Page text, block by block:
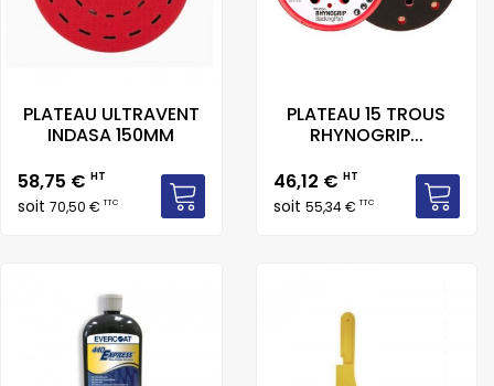
PLATEAU ULTRAVENT
INDASA 150MM
Prix
58,75 € HT
soit 70,50 €TTC
PLATEAU 15 TROUS
RHYNOGRIP...
Prix
46,12 € HT
soit 55,34 €TTC